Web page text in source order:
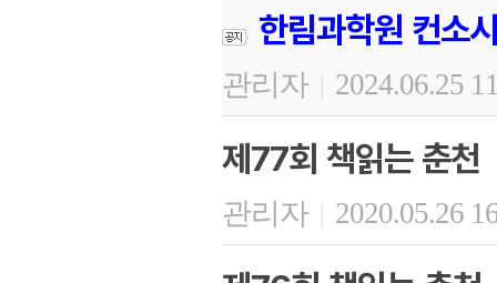
한림과학원 컨소
관리자 | 2024.06.25
제77회 책읽는 춘천
관리자 | 2020.05.26